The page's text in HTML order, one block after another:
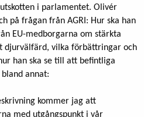
i parlamentet. Olivér
på frågan från AGRI: Hur ska han
EU-medborgarna om stärkta
djurvälfärd, vilka förbättringar och
han ska se till att befintliga
annat:
kommer jag att
med utgångspunkt i vår